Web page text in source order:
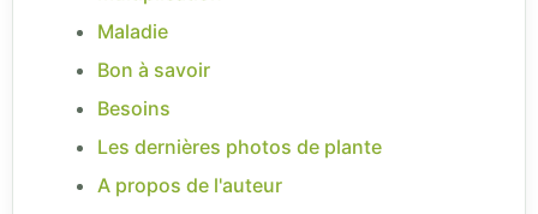
Maladie
Bon à savoir
Besoins
Les dernières photos de plante
A propos de l'auteur